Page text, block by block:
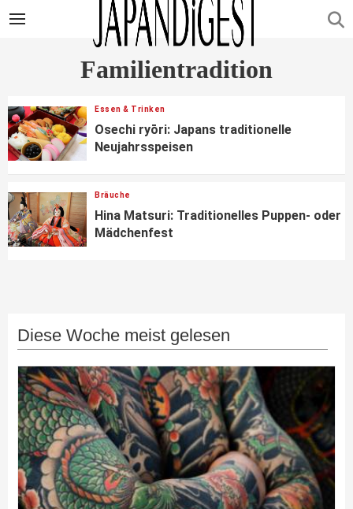
Familientradition
Essen & Trinken
Osechi ryōri: Japans traditionelle
Neujahrsspeisen
Bräuche
Hina Matsuri: Traditionelles Puppen- oder
Mädchenfest
Diese Woche meist gelesen